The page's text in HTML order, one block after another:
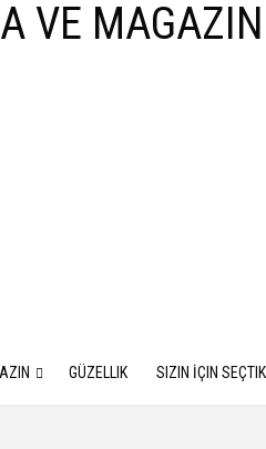
GÜZELLIK SIZIN İÇIN